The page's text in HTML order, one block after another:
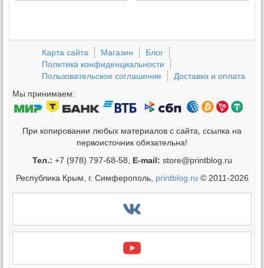
Карта сайта Магазин
Блог
Политика конфиденциальности
Пользовательское соглашение
Доставка и оплата
Мы принимаем:
При копировании любых материалов с сайта, ссылка на
первоисточник обязательна!
Тел.: +7 (978) 797-68-58, E-mail: store@printblog.ru
Республика Крым, г. Симферополь, printblog.ru © 2011-2026